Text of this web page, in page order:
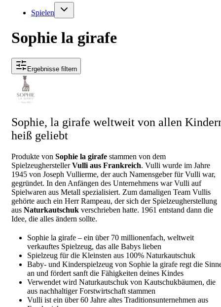
Spielen
Sophie la girafe
Ergebnisse filtern
Sophie, la girafe weltweit von allen
heiß geliebt
Produkte von Sophie la girafe stammen von dem
SpielzeugherstellerVulli aus Frankreich. Vulli wurde im Jahre
1945 von Joseph Vullierme, der auch Namensgeber für Vulli war,
gegründet. In den Anfängen des Unternehmens war Vulli auf
Spielwaren aus Metall spezialisiert. Zum damaligen Team Vullis
gehörte auch ein Herr Rampeau, der sich der Spielzeugherstellung
aus Naturkautschuk verschrieben hatte. 1961 entstand dann die
Idee, die alles ändern sollte.
Sophie la girafe – ein über 70 millionenfach, weltweit
verkauftes Spielzeug, das alle Babys lieben
Spielzeug für die Kleinsten aus 100% Naturkautschuk
Baby- und Kinderspielzeug von Sophie la girafe regt die
an und fördert sanft die Fähigkeiten deines Kindes
Verwendet wird Naturkautschuk von Kautschukbäumen, die
aus nachhaltiger Forstwirtschaft stammen
Vulli ist ein über 60 Jahre altes Traditionsunternehmen aus